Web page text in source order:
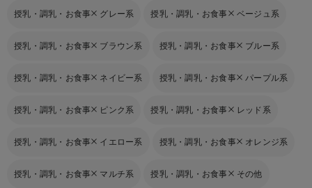
授乳・調乳・お食事 グレー系 授乳・調乳・お食事 ベージュ系
授乳・調乳・お食事 ブラウン系 授乳・調乳・お食事 ブルー系
授乳・調乳・お食事 ネイビー系 授乳・調乳・お食事 パープル系
授乳・調乳・お食事 ピンク系 授乳・調乳・お食事 レッド系
授乳・調乳・お食事 イエロー系 授乳・調乳・お食事 オレンジ系
授乳・調乳・お食事 マルチ系 授乳・調乳・お食事 その他